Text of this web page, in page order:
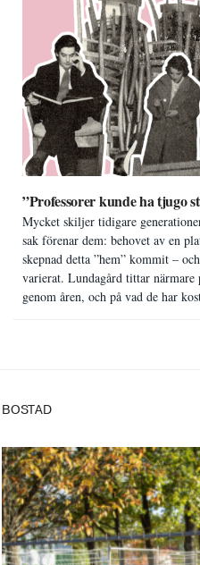
”Professorer kunde ha tjugo
Mycket skiljer tidigare
sak förenar dem: behovet av en
skepnad detta ”hem” kommit –
varierat. Lundagård tittar
genom åren, och på vad de har
BOSTAD